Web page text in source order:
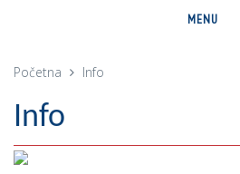
MENU
Istorija
Geografija
Početna Info
Info